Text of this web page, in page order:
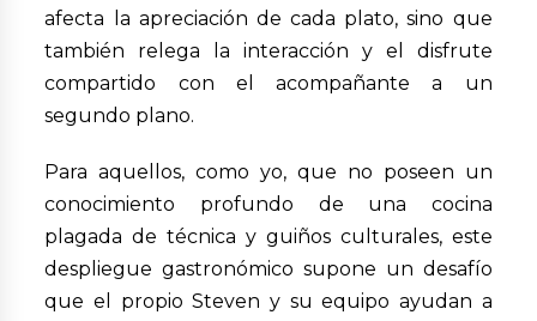
afecta la apreciación de cada plato, sino que
también relega la interacción y el disfrute
compartido con el acompañante a un
segundo plano.
Para aquellos, como yo, que no poseen un
conocimiento profundo de una cocina
plagada de técnica y guiños culturales, este
despliegue gastronómico supone un desafío
que el propio Steven y su equipo ayudan a